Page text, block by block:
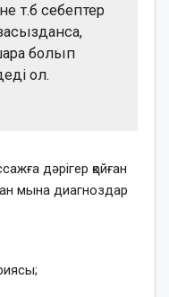
т.б себептер
болып
ол.
дәрігер қойған
мына диагноздар